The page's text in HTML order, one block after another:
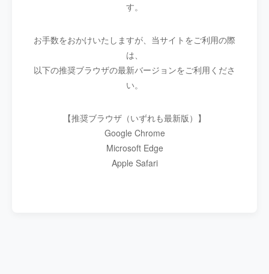
す。
お手数をおかけいたしますが、当サイトをご利用の際
は、
以下の推奨ブラウザの最新バージョンをご利用くださ
い。
【推奨ブラウザ（いずれも最新版）】
Google Chrome
Microsoft Edge
Apple Safari